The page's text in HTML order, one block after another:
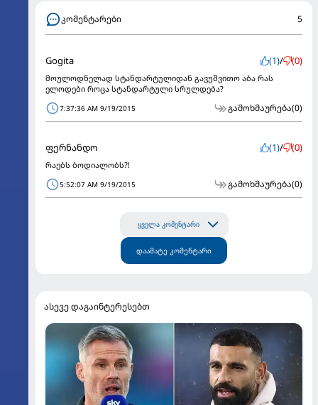
კომენტარები 5
Gogita (1)/ (0)
მოულოდნელად სტანდარტულიდან გავუშვითო აბა რას
ელოდები როცა სტანდარტული სრულდება?
7:37:36 AM 9/19/2015 გამოხმაურება(0)
ფერნანდო (1)/ (0)
რაებს ბოდიალობს?!
5:52:07 AM 9/19/2015 გამოხმაურება(0)
ყველა კომენტარი
დაამატე კომენტარი
ასევე დაგაინტერესებთ